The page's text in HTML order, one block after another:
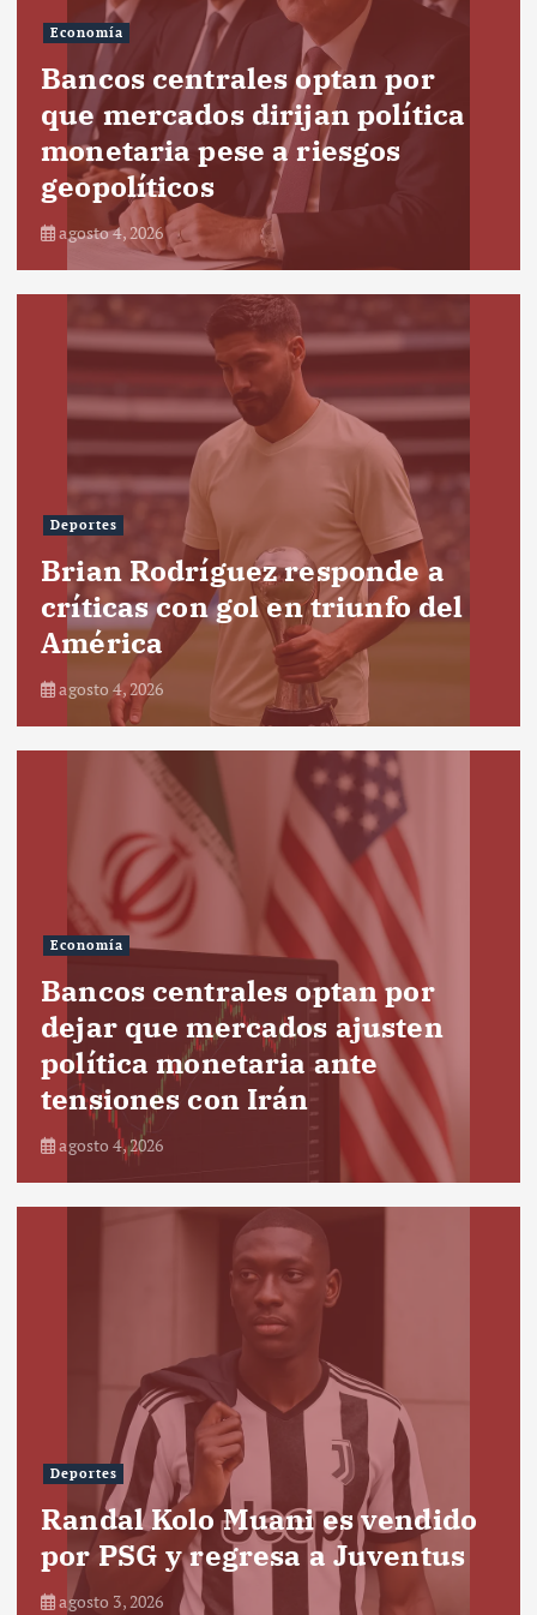
Economía
Bancos centrales optan por
que mercados dirijan política
monetaria pese a riesgos
geopolíticos
agosto 4, 2026
Deportes
Brian Rodríguez responde a
críticas con gol en triunfo del
América
agosto 4, 2026
Economía
Bancos centrales optan por
dejar que mercados ajusten
política monetaria ante
tensiones con Irán
agosto 4, 2026
Deportes
Randal Kolo Muani es vendido
por PSG y regresa a Juventus
agosto 3, 2026